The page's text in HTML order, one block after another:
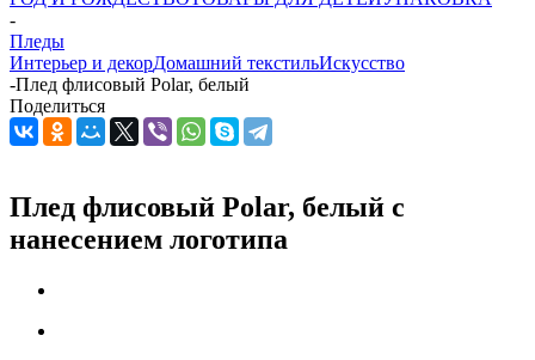
-
Пледы
Интерьер и декорДомашний текстильИскусство
-Плед флисовый Polar, белый
Поделиться
Плед флисовый Polar, белый с
нанесением логотипа